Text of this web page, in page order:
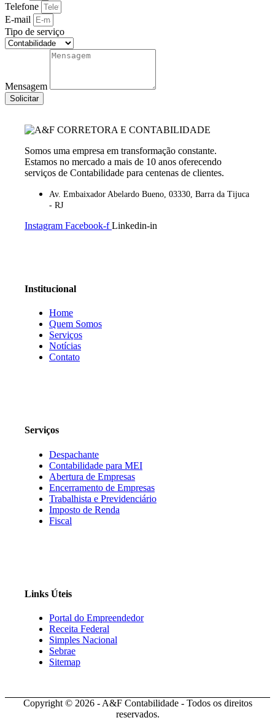
Telefone
E-mail
Tipo de serviço
Mensagem
Solicitar
Somos uma empresa em transformação constante.
Estamos no mercado a mais de 10 anos oferecendo
serviços de Contabilidade para centenas de clientes.
Av. Embaixador Abelardo Bueno, 03330, Barra da Tijuca
- RJ
Instagram Facebook-f Linkedin-in
Institucional
Home
Quem Somos
Serviços
Notícias
Contato
Serviços
Despachante
Contabilidade para MEI
Abertura de Empresas
Encerramento de Empresas
Trabalhista e Previdenciário
Imposto de Renda
Fiscal
Links Úteis
Portal do Empreendedor
Receita Federal
Simples Nacional
Sebrae
Sitemap
Copyright © 2026 - A&F Contabilidade - Todos os direitos
reservados.